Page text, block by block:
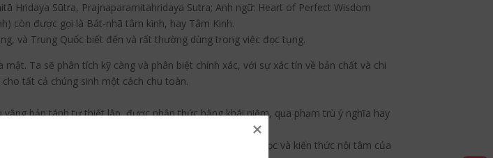
Hridaya Sūtra, Prajnaparamitahridaya Sutra; Anh ngữ: Heart of Perfect Wisdom
còn được gọi là Bát-nhã tâm kinh, hay Tâm Kinh.
và Trung Quốc biết đến và rất thường dùng trong việc đọc tụng.
Ta sẽ phân tích kỹ càng và phân biệt chính xác, với sự xác tín về bản chất và chi
tất cả chúng sinh một cách chu toàn.
bản tánh tự thiết lập, được nhận thức bằng khái niệm, qua phạm trù ý nghĩa hay
và điêu khắc, y học, ngôn ngữ và ngữ pháp, nhân minh học và kiến thức nội tâm của